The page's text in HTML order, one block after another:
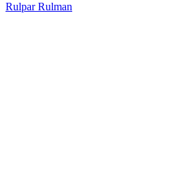
Rulpar Rulman